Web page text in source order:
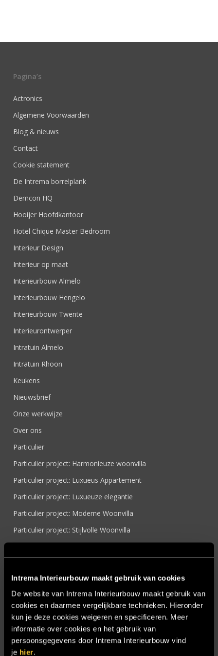
Intrema Interieurbouw maakt gebruik van cookies
De website van Intrema Interieurbouw maakt gebruik van
cookies en daarmee vergelijkbare technieken. Hieronder
kun je deze cookies weigeren en specificeren. Meer
informatie over cookies en het gebruik van
persoonsgegevens door Intrema Interieurbouw vind
je hier.
Pagina’s
Actronics
Algemene Voorwaarden
Blog & nieuws
Contact
Cookie statement
De Intrema borrelplank
Demcon HQ
Hooijer Hoofdkantoor
Hotel Chique Master Bedroom
Interieur Design
Interieur op maat
Interieurbouw Almelo
Interieurbouw Hengelo
Interieurbouw Twente
Interieurontwerper
Intratuin Almelo
Intratuin Rhoon
Keukens
Nieuwsbrief
Onze werkwijze
Over ons
Particulier
Particulier project: Harmonieuze woonvilla
Particulier project: Luxueus Appartement
Particulier project: Luxueuze elegantie
Particulier project: Moderne Woonvilla
Particulier project: Stijlvolle Woonvilla
Referenties
Samenwerken
Sensire
Showroom
SIDN